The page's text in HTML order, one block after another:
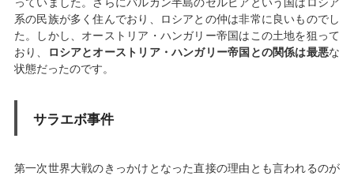
系の民族が多く住んでおり、ロシアとの仲は非常に良いものでし
た。しかし、オーストリア・ハンガリー帝国はこの土地を狙って
おり、
ロシアとオーストリア・ハンガリー帝国との関係は最悪な
状態だったのです。
サラエボ事件
第一次世界大戦のきっかけとなった直接の理由とも言われるのが